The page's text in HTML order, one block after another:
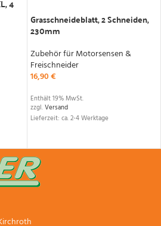
4
Grasschneideblatt, 2 Schneiden,
230mm
Zubehör für Motorsensen &
Freischneider
16,90€
Enthält 19% MwSt.
zzgl.Versand
Lieferzeit: ca. 2-4 Werktage